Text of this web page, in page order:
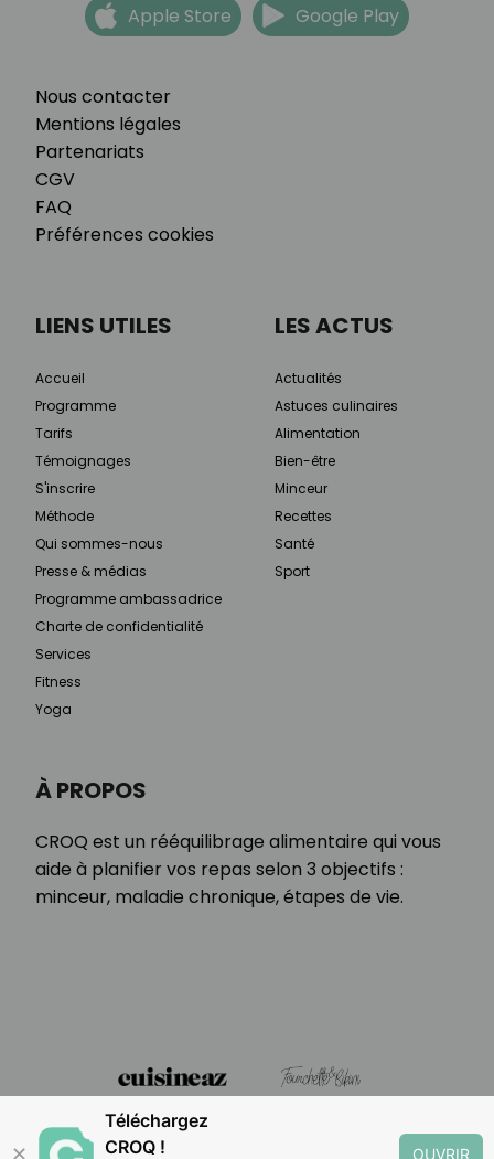
Nous contacter
Mentions légales
Partenariats
CGV
FAQ
Préférences cookies
Apple Store Google Play
À PROPOS
CROQ est un rééquilibrage alimentaire qui vous
aide à planifier vos repas selon 3 objectifs :
minceur, maladie chronique, étapes de vie.
LIENS UTILES
Accueil
Programme
Tarifs
Témoignages
S'inscrire
Méthode
Qui sommes-nous
Presse & médias
Programme ambassadrice
Charte de confidentialité
Services
Fitness
Yoga
LES ACTUS
Actualités
Astuces culinaires
Alimentation
Bien-être
Minceur
Recettes
Santé
Sport
✕
Téléchargez
CROQ !
OUVRIR